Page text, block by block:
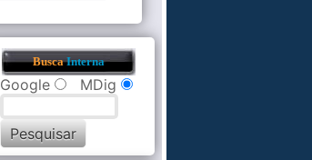
BuscaInterna
Google MDig